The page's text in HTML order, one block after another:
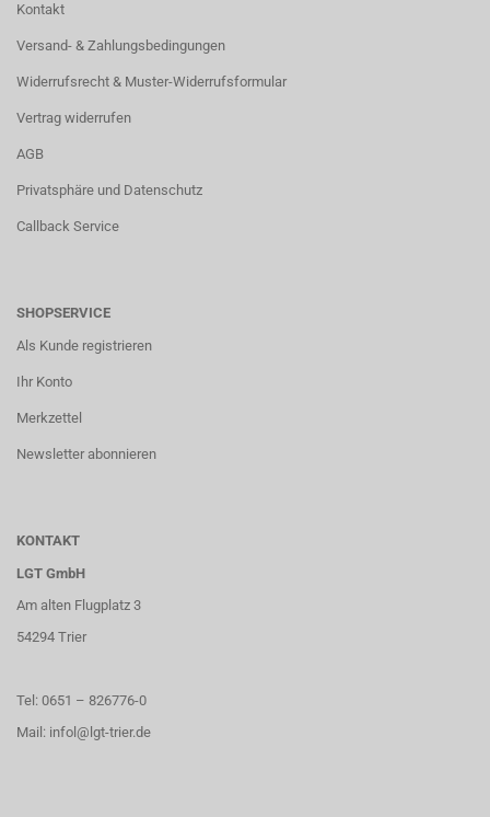
Kontakt
Versand- & Zahlungsbedingungen
Widerrufsrecht & Muster-Widerrufsformular
Vertrag widerrufen
AGB
Privatsphäre und Datenschutz
Callback Service
SHOPSERVICE
Als Kunde registrieren
Ihr Konto
Merkzettel
Newsletter abonnieren
KONTAKT
LGT GmbH
Am alten Flugplatz 3
54294 Trier
Tel: 0651 – 826776-0
Mail: infol@lgt-trier.de